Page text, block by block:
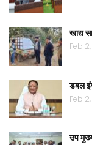
खाद्य
Feb
डबल
Feb
उप